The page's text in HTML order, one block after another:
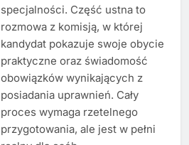
specjalności. Część ustna to
rozmowa z komisją, w której
kandydat pokazuje swoje obycie
praktyczne oraz świadomość
obowiązków wynikających z
posiadania uprawnień. Cały
proces wymaga rzetelnego
przygotowania, ale jest w pełni